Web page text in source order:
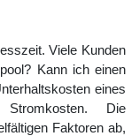
Viele Kunden
Kann ich einen
eines
Die
Faktoren ab,